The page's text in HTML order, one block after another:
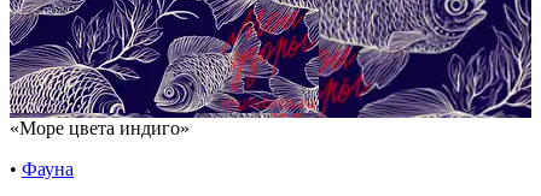
«Море цвета индиго»
• Фауна